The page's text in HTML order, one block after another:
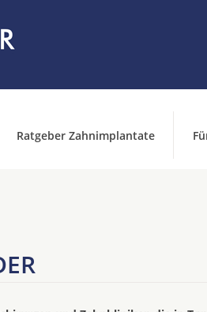
Ratgeber Zahnimplantate